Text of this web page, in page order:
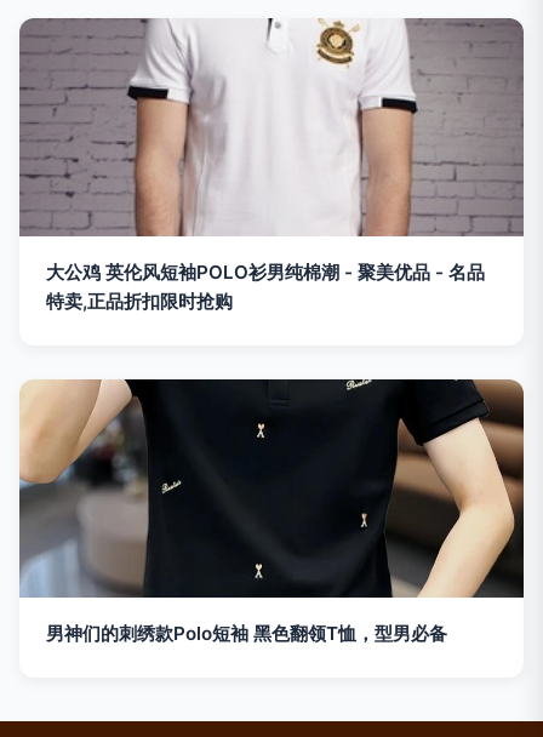
大公鸡 英伦风短袖POLO衫男纯棉潮 - 聚美优品 - 名品
特卖,正品折扣限时抢购
男神们的刺绣款Polo短袖 黑色翻领T恤，型男必备